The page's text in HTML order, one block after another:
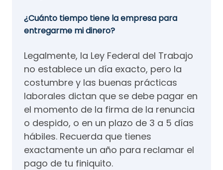
¿Cuánto tiempo tiene la empresa para
entregarme mi dinero?
Legalmente, la Ley Federal del Trabajo
no establece un día exacto, pero la
costumbre y las buenas prácticas
laborales dictan que se debe pagar en
el momento de la firma de la renuncia
o despido, o en un plazo de 3 a 5 días
hábiles. Recuerda que tienes
exactamente un año para reclamar el
pago de tu finiquito.